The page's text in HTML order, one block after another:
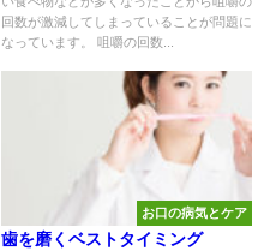
回数が激減してしまっていることが問題に
なっています。 咀嚼の回数...
お口の病気とケア
歯を磨くベストタイミング